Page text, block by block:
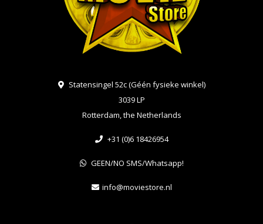
Statensingel 52c (Géén fysieke winkel)
3039 LP
Rotterdam, the Netherlands
+31 (0)6 18426954
GEEN/NO SMS/Whatsapp!
info@moviestore.nl